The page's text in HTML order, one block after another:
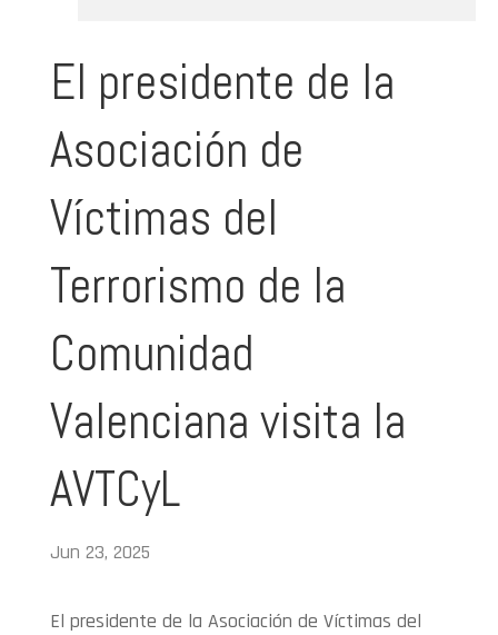
El presidente de la
Asociación de
Víctimas del
Terrorismo de la
Comunidad
Valenciana visita la
AVTCyL
Jun 23, 2025
El presidente de la Asociación de Víctimas del